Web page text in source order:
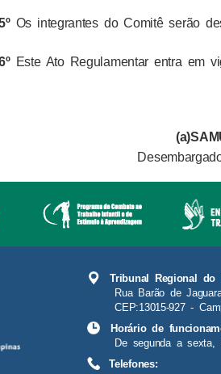
Os integrantes do Comitê serão
Este Ato Regulamentar entra em
(a)
Tribunal Regional do
Rua Barão de
CEP:13015-927 -
Horário de
De segunda a
Telefones: